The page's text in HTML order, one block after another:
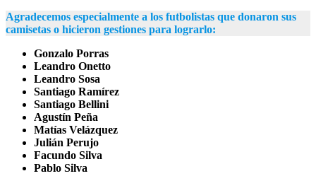
Agradecemos especialmente a los futbolistas que donaron sus
camisetas o hicieron gestiones para lograrlo:
Gonzalo Porras
Leandro Onetto
Leandro Sosa
Santiago Ramírez
Santiago Bellini
Agustín Peña
Matías Velázquez
Julián Perujo
Facundo Silva
Pablo Silva